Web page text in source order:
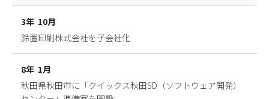
3年 10月
鈴置印刷株式会社を子会社化
8年 1月
秋田県秋田市に「クイックス秋田SD（ソフトウェア開発）